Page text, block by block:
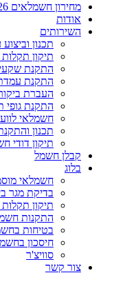
מחירון חשמלאים 2026
אודות
השירותים
תכנון
תיקון
התקנת
התקנת
העברת
התקנת גופי
חשמלאי
תכנון
תיקון דודי
קבלן חשמל
בלוג
חשמלאי
בדיקת מגר
תיקון
התקנות
בטיחות
חיסכון
סוויצ'ר
צור קשר